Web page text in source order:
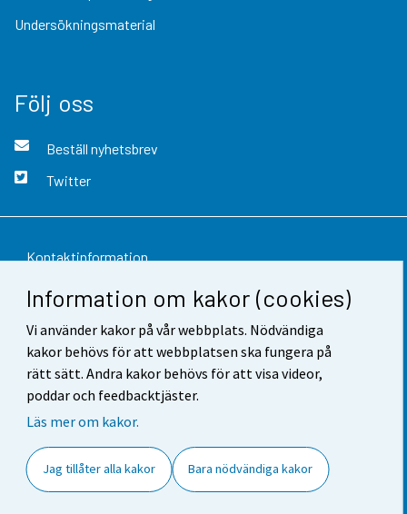
Information om kakor (cookies)
Vi använder kakor på vår webbplats. Nödvändiga
kakor behövs för att webbplatsen ska fungera på
rätt sätt. Andra kakor behövs för att visa videor,
poddar och feedbacktjäster.
Läs mer om kakor.
Jag tillåter alla kakor Bara nödvändiga kakor
Undersökningsmaterial
Följ oss
Beställ nyhetsbrev
Twitter
Kontaktinformation
Respons
Användarvillkor
Dataskydd
Tillgänglighet
Cookie-inställningar